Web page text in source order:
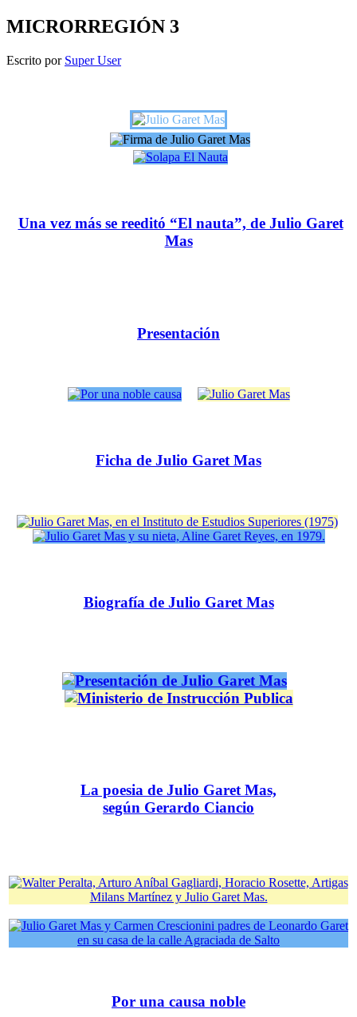
MICRORREGIÓN 3
Escrito por Super User
Una vez más se reeditó “El nauta”, de Julio Garet
Mas
Presentación
Ficha de Julio Garet Mas
Biografía de Julio Garet Mas
La poesia de Julio Garet Mas,
según Gerardo Ciancio
Por una causa noble